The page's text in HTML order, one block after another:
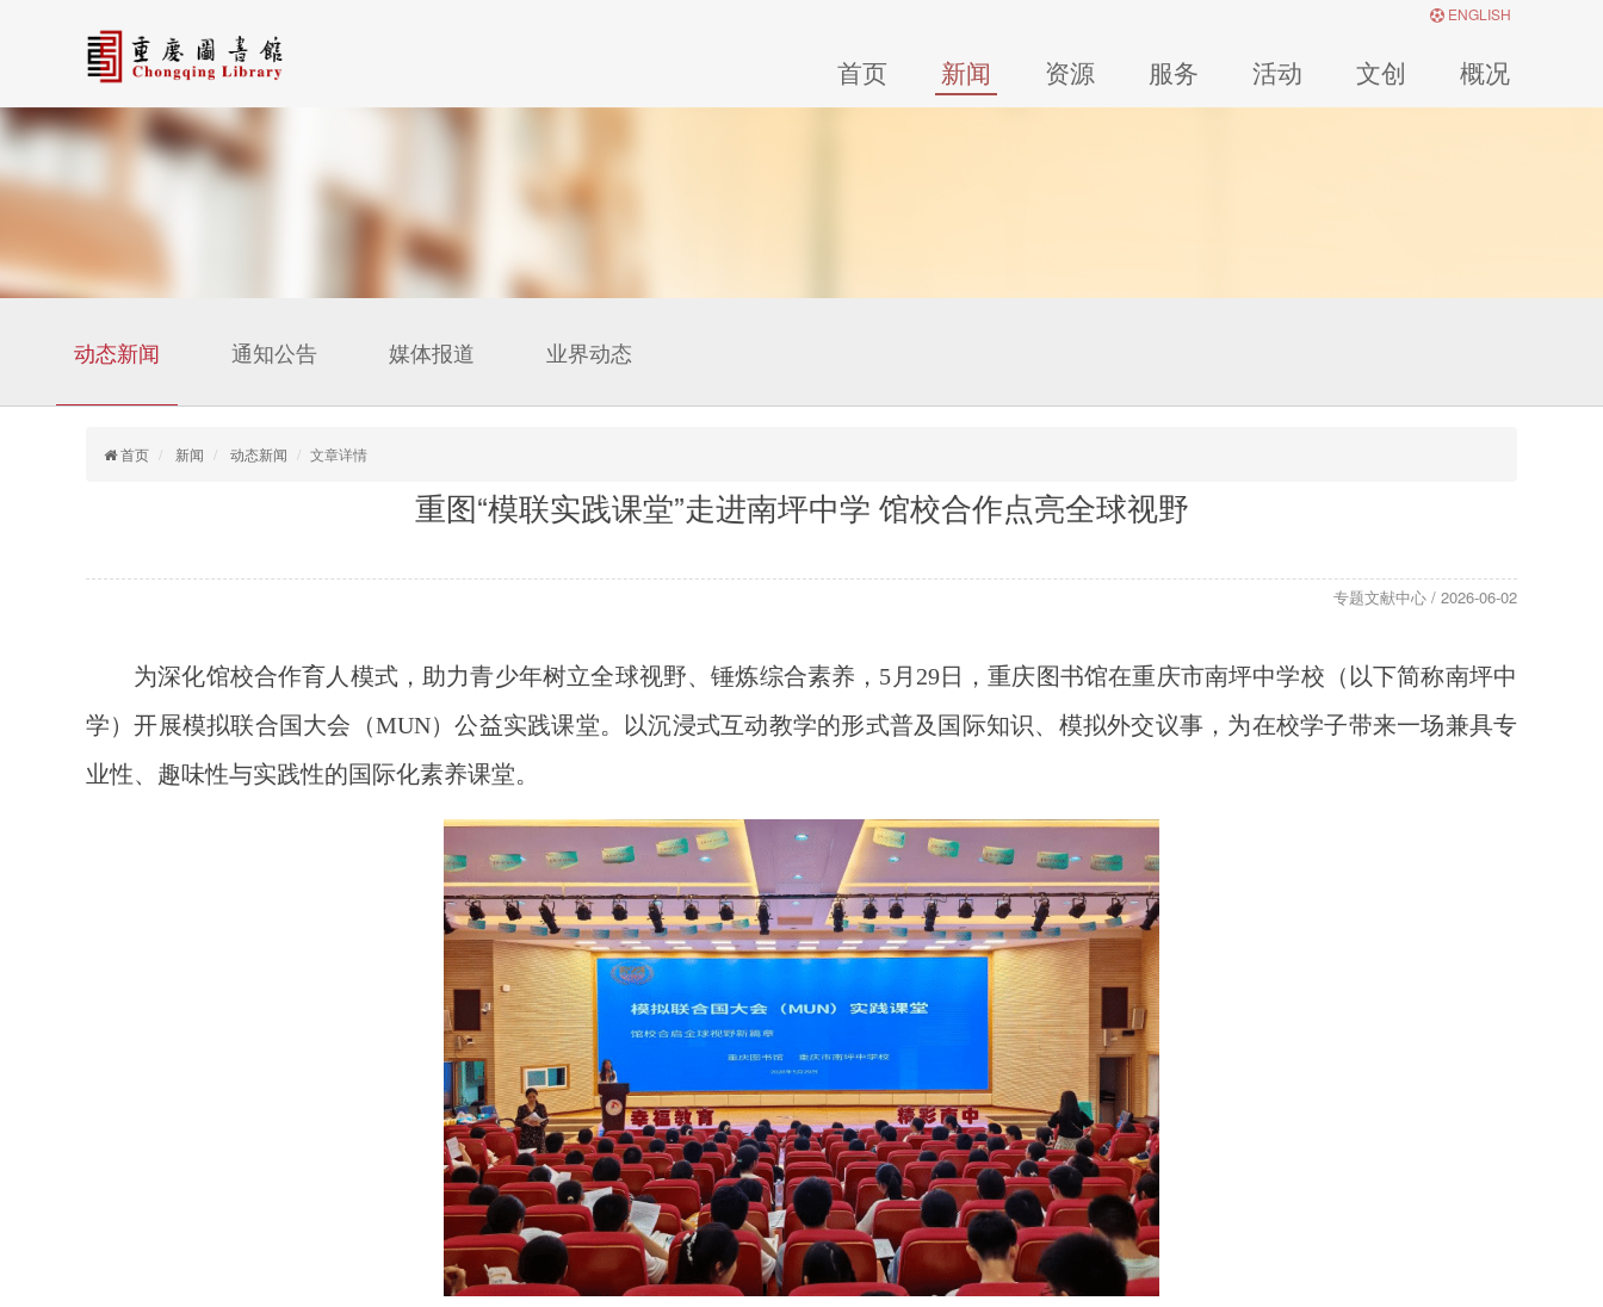
ENGLISH
首页 新闻 资源 服务 活动 文创 概况
动态新闻 通知公告 媒体报道 业界动态
首页 新闻 动态新闻 文章详情
重图“模联实践课堂”走进南坪中学 馆校合作点亮全球视野
专题文献中心 / 2026-06-02
为深化馆校合作育人模式，助力青少年树立全球视野、锤炼综合素养，5月29日，重庆图书馆在重庆市南坪中学校（以下简称南坪中
学）开展模拟联合国大会（MUN）公益实践课堂。以沉浸式互动教学的形式普及国际知识、模拟外交议事，为在校学子带来一场兼具专
业性、趣味性与实践性的国际化素养课堂。